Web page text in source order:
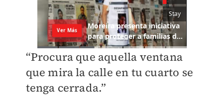
“Procura que aquella ventana
que mira la calle en tu cuarto se
tenga cerrada.”